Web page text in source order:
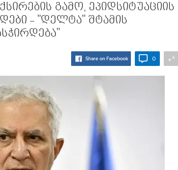
გამო, ეპიდსიტუაციის
- "დელტა" შტამის
0 +A